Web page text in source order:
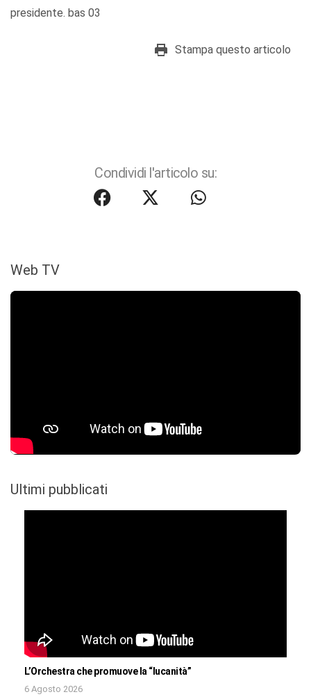
presidente. bas 03
Stampa questo articolo
Condividi l'articolo su:
Web TV
Ultimi pubblicati
L’Orchestra che promuove la “lucanità”
6 Agosto 2026